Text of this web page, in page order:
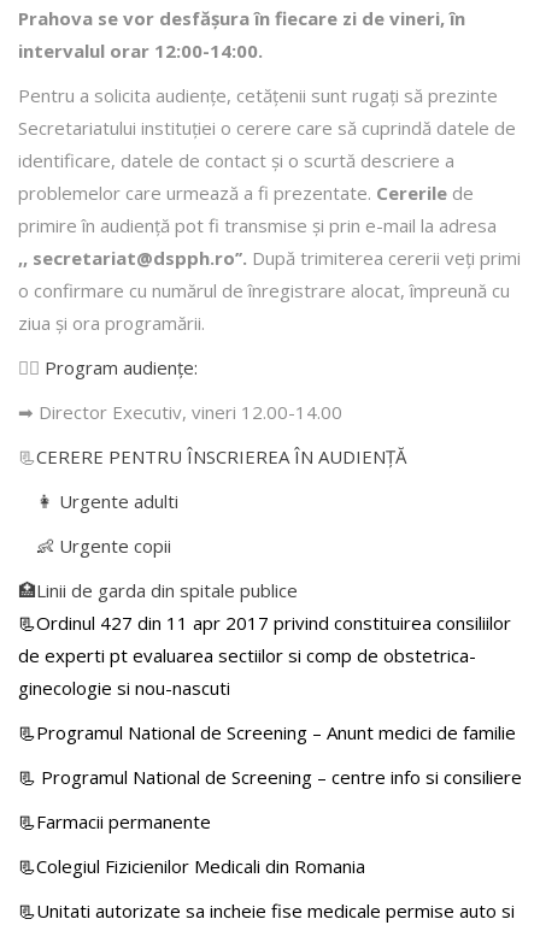
Prahova se vor desfăşura în fiecare zi de vineri, în
intervalul orar 12:00-14:00.
Pentru a solicita audienţe, cetăţenii sunt rugaţi să prezinte
Secretariatului instituției o cerere care să cuprindă datele de
identificare, datele de contact şi o scurtă descriere a
problemelor care urmează a fi prezentate. Cererile de
primire în audienţă pot fi transmise şi prin e-mail la adresa
,, secretariat@dspph.ro’’. După trimiterea cererii veţi primi
o confirmare cu numărul de înregistrare alocat, împreună cu
ziua şi ora programării.
👩‍⚕️ Program audiențe:
➡ Director Executiv, vineri 12.00-14.00
📃CERERE PENTRU ÎNSCRIEREA ÎN AUDIENŢĂ
👩 Urgente adulti
👶 Urgente copii
🏥Linii de garda din spitale publice
📃Ordinul 427 din 11 apr 2017 privind constituirea consiliilor
de experti pt evaluarea sectiilor si comp de obstetrica-
ginecologie si nou-nascuti
📃Programul National de Screening – Anunt medici de familie
📃 Programul National de Screening – centre info si consiliere
📃Farmacii permanente
📃Colegiul Fizicienilor Medicali din Romania
📃Unitati autorizate sa incheie fise medicale permise auto si